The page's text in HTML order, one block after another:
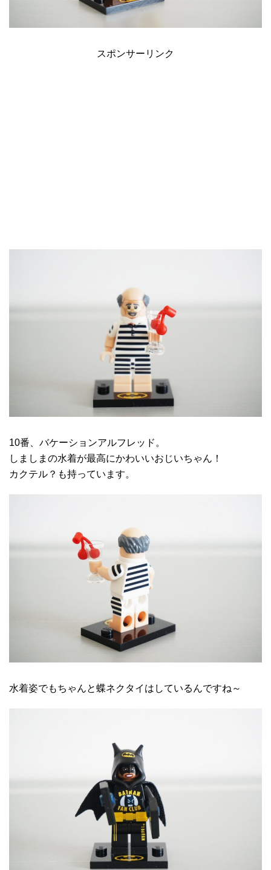
スポンサーリンク
10番、バケーションアルフレッド。
しましまの水着が最高にかわいいおじいちゃん！
カクテル？も持っています。
水着姿でもちゃんと蝶ネクタイはしているんですね～